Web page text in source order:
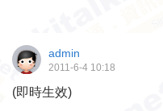
admin
2011-6-4 10:18
(即時生效)